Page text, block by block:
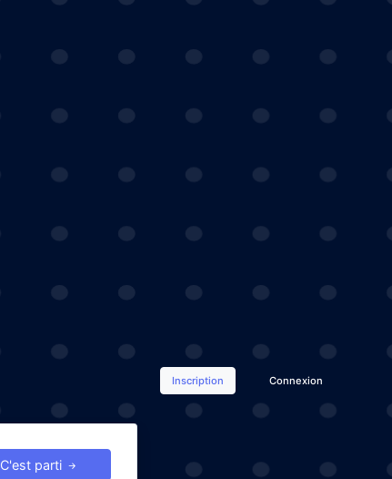
Inscription Connexion
C'est parti